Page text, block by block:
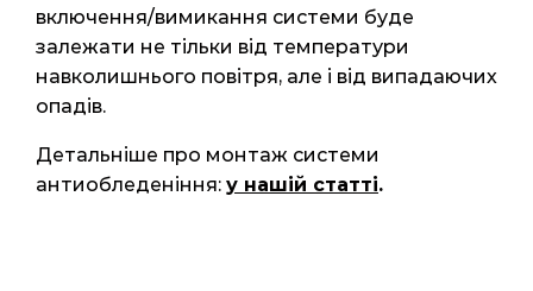
включення/вимикання системи буде
залежати не тільки від температури
навколишнього повітря, але і від випадаючих
опадів.
Детальніше про монтаж системи
антиобледеніння: у нашій статті.